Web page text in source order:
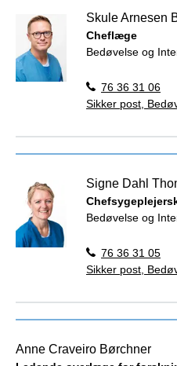
Skule Arnesen
Cheflæge
Bedøvelse og
76 36 31 06
Sikker post,
Signe Dahl
Bedøvelse og
76 36 31 05
Sikker post,
Anne Craveiro Børchner